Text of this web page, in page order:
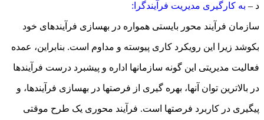
د – به کارگیری مدیریت فرآیندگرا:
سازمان فرآیند محور بایستی همواره در بهسازی فرآیندهای خود
بکوشد زیرا این رویکرد کاری پیوسته و مداوم است. بنابراین، عمده
فعالیت مدیریتی این گونه سازمانها اداره و پیشبرد درست فرآیندها
در بالاترین توان آنها، بهره گیری از فرصتها در بهسازی فرآیندها، و
پیگیری در کاربرد فرصتها است. فرآیند محوری یک طرح موقتی